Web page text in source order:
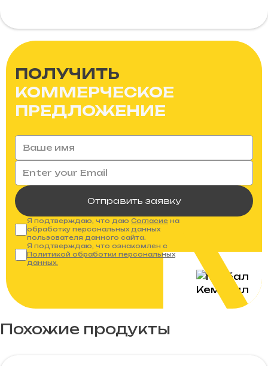
ПОЛУЧИТЬ
КОММЕРЧЕСКОЕ
ПРЕДЛОЖЕНИЕ
Отправить заявку
Я подтверждаю, что даю Согласие на
обработку персональных данных
пользователя данного сайта.
Я подтверждаю, что ознакомлен с
Политикой обработки персональных
данных.
Похожие продукты